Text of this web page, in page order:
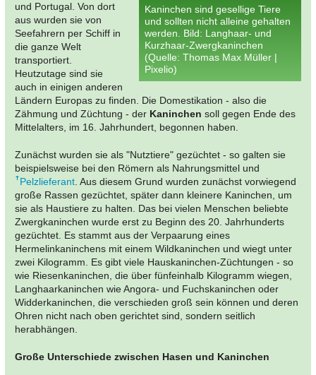
Kaninchen sind gesellige Tiere
und sollten nicht alleine gehalten
werden. Bild: Langhaar- und
Kurzhaar-Zwergkaninchen
(Quelle: Thomas Max Müller |
Pixelio)
und Portugal. Von dort
aus wurden sie von
Seefahrern per Schiff in
die ganze Welt
transportiert.
Heutzutage sind sie
auch in einigen anderen
Ländern Europas zu finden. Die Domestikation - also die
Zähmung und Züchtung - der Kaninchen soll gegen Ende des
Mittelalters, im 16. Jahrhundert, begonnen haben.
Zunächst wurden sie als "Nutztiere" gezüchtet - so galten sie
beispielsweise bei den Römern als Nahrungsmittel und
Pelzlieferant. Aus diesem Grund wurden zunächst vorwiegend
große Rassen gezüchtet, später dann kleinere Kaninchen, um
sie als Haustiere zu halten. Das bei vielen Menschen beliebte
Zwergkaninchen wurde erst zu Beginn des 20. Jahrhunderts
gezüchtet. Es stammt aus der Verpaarung eines
Hermelinkaninchens mit einem Wildkaninchen und wiegt unter
zwei Kilogramm. Es gibt viele Hauskaninchen-Züchtungen - so
wie Riesenkaninchen, die über fünfeinhalb Kilogramm wiegen,
Langhaarkaninchen wie Angora- und Fuchskaninchen oder
Widderkaninchen, die verschieden groß sein können und deren
Ohren nicht nach oben gerichtet sind, sondern seitlich
herabhängen.
Große Unterschiede zwischen Hasen und Kaninchen